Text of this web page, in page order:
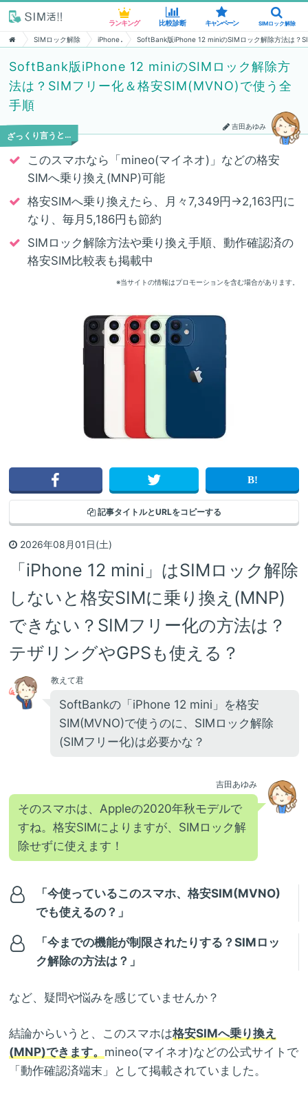
ランキング 比較診断 キャンペーン SIMロック解除
SIMロック解除 iPhone SoftBank版iPhone 12 miniのSIMロック解除方法は？
SoftBank版iPhone 12 miniのSIMロック解除方
法は？SIMフリー化＆格安SIM(MVNO)で使う全
手順
吉田あゆみ
ざっくり言うと…
このスマホなら「mineo(マイネオ)」などの格安
SIMへ乗り換え(MNP)可能
格安SIMへ乗り換えたら、月々7,349円→2,163円に
なり、毎月5,186円も節約
SIMロック解除方法や乗り換え手順、動作確認済の
格安SIM比較表も掲載中
※当サイトの情報はプロモーションを含む場合があります。
記事タイトルとURLをコピーする
2026年08月01日(土)
「iPhone 12 mini」はSIMロック解除
しないと格安SIMに乗り換え(MNP)
できない？SIMフリー化の方法は？
テザリングやGPSも使える？
教えて君
SoftBankの「iPhone 12 mini」を格安
SIM(MVNO)で使うのに、SIMロック解除
(SIMフリー化)は必要かな？
吉田あゆみ
そのスマホは、Appleの2020年秋モデルで
すね。格安SIMによりますが、SIMロック解
除せずに使えます！
「今使っているこのスマホ、格安SIM(MVNO)
でも使えるの？」
「今までの機能が制限されたりする？SIMロッ
ク解除の方法は？」
など、疑問や悩みを感じていませんか？
結論からいうと、このスマホは格安SIMへ乗り換え
(MNP)できます。 mineo(マイネオ)などの公式サイトで
「動作確認済端末」として掲載されていました。
ランキング 比較診断 キャンペーン SIMロック解除